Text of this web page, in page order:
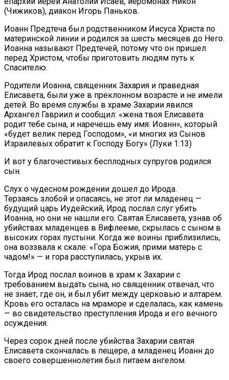
(Чижиков), диакон Игорь Паньков.
Иоанн Предтеча был родственником Иисуса Христа по
материнской линии и родился за шесть месяцев до Него.
Иоанна называют Предтечей, потому что он пришел
перед Христом, чтобы приготовить людям путь к
Спасителю.
Родители Иоанна, священник Захария и праведная
Елисавета, были уже в преклонном возрасте и не имели
детей. Во время службы в храме Захарии явился
Архангел Гавриил и сообщил: «жена твоя Елисавета
родит тебе сына, и наречешь ему имя: Иоанн», который
«будет велик перед Господом», «и многих из Сынов
Израилевых обратит к Господу Богу» (Луки 1:13)
И вот у благочестивых бесплодных супругов родился
сын.
Слух о чудесном рождении дошел до Ирода.
Терзаясь злобой и опасаясь, не этот ли младенец —
будущий царь Иудейский, Ирод послал слуг убить
Иоанна, но они не нашли его. Святая Елисавета, узнав об
убийствах младенцев в Вифлееме, скрылась с сыном в
высоких горах пустыни. Когда же воины приблизились,
она воззвала к скале: «Гора Божия, прими матерь с
чадом!» — и гора расступилась, укрыв их.
Тогда Ирод послал воинов в храм к Захарии с
требованием выдать сына, но священник отвечал, что
не знает, где он, и был убит между церковью и алтарем.
Кровь его осталась на мраморе и сделалась, как камень
— во свидетельство преступления Ирода и его вечного
осуждения.
Через сорок дней после убийства Захарии святая
Елисавета скончалась в пещере, а младенец Иоанн до
своего совершеннолетия был питаем ангелом.